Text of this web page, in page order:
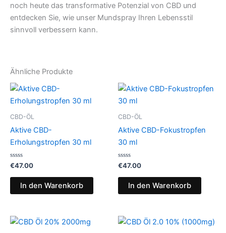
noch heute das transformative Potenzial von CBD und
entdecken Sie, wie unser Mundspray Ihren Lebensstil
sinnvoll verbessern kann.
Ähnliche Produkte
CBD-ÖL
Aktive CBD-
Erholungstropfen 30 ml
Bewertet
mit
0
€47.00
In den Warenkorb
CBD-ÖL
Aktive CBD-Fokustropfen
30 ml
Bewertet
mit
0
€47.00
In den Warenkorb